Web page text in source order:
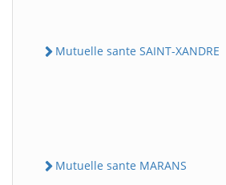
Mutuelle sante SAINT-XANDRE
Mutuelle sante MARANS